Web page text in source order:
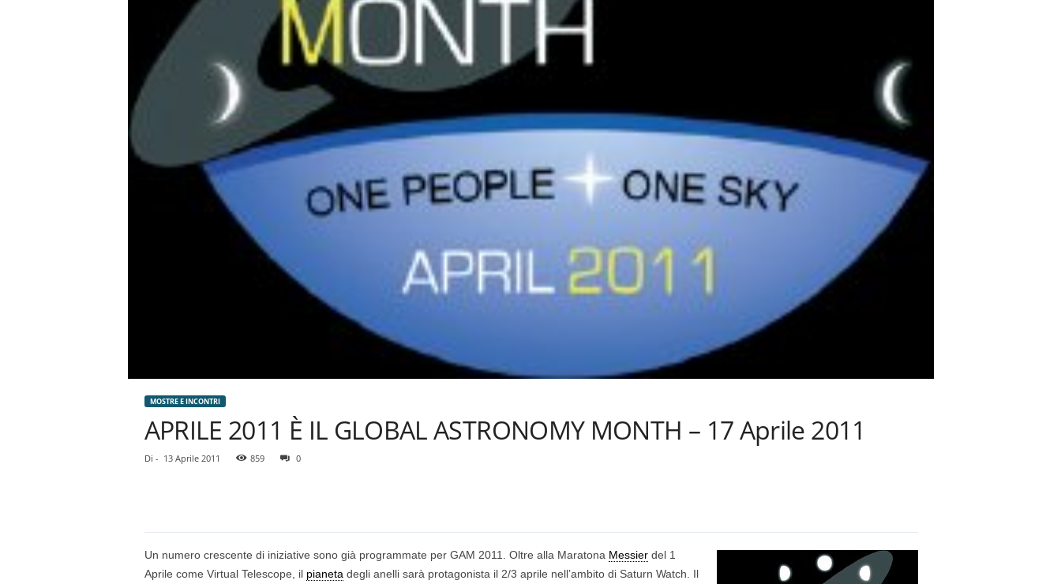
MOSTRE E INCONTRI
APRILE 2011 È IL GLOBAL ASTRONOMY MONTH – 17 Aprile 2011
Di - 13 Aprile 2011 859 0
Un numero crescente di iniziative sono già programmate per GAM 2011. Oltre alla Maratona Messierdel 1
Aprile come Virtual Telescope, il pianeta degli anelli sarà protagonista il 2/3 aprile nell’ambito di Saturn Watch. Il